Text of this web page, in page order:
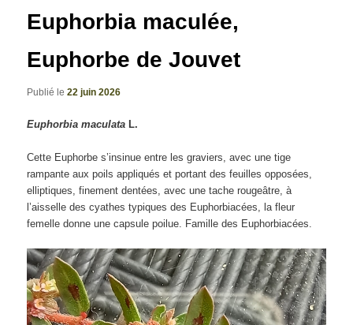
Euphorbia maculée,
Euphorbe de Jouvet
Publié le22 juin 2026
Euphorbia maculata L.
Cette Euphorbe s’insinue entre les graviers, avec une tige
rampante aux poils appliqués et portant des feuilles opposées,
elliptiques, finement dentées, avec une tache rougeâtre, à
l’aisselle des cyathes typiques des Euphorbiacées, la fleur
femelle donne une capsule poilue. Famille des Euphorbiacées.